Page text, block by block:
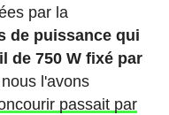
par la
de puissance qui
de 750 W fixé par
l'avons
passait par